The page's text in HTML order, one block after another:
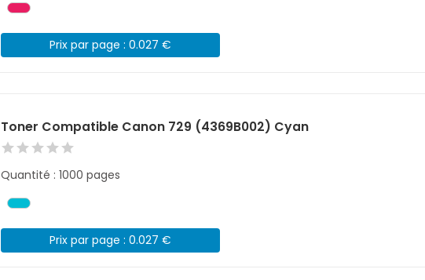
Prix par page : 0.027 €
Toner Compatible Canon 729 (4369B002) Cyan
Quantité : 1000 pages
Prix par page : 0.027 €